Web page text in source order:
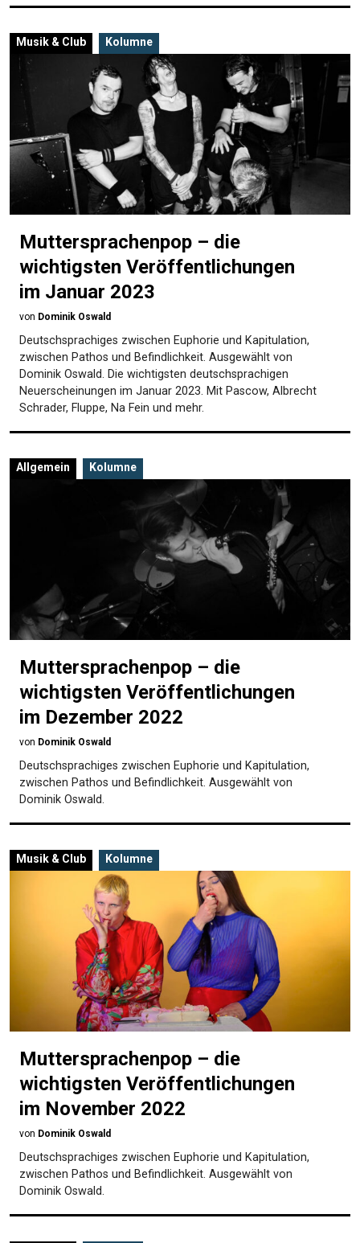
Musik & Club Kolumne
Muttersprachenpop – die
wichtigsten Veröffentlichungen
im Januar 2023
von Dominik Oswald
Deutschsprachiges zwischen Euphorie und Kapitulation,
zwischen Pathos und Befindlichkeit. Ausgewählt von
Dominik Oswald. Die wichtigsten deutschsprachigen
Neuerscheinungen im Januar 2023. Mit Pascow, Albrecht
Schrader, Fluppe, Na Fein und mehr.
Allgemein Kolumne
Muttersprachenpop – die
wichtigsten Veröffentlichungen
im Dezember 2022
von Dominik Oswald
Deutschsprachiges zwischen Euphorie und Kapitulation,
zwischen Pathos und Befindlichkeit. Ausgewählt von
Dominik Oswald.
Musik & Club Kolumne
Muttersprachenpop – die
wichtigsten Veröffentlichungen
im November 2022
von Dominik Oswald
Deutschsprachiges zwischen Euphorie und Kapitulation,
zwischen Pathos und Befindlichkeit. Ausgewählt von
Dominik Oswald.